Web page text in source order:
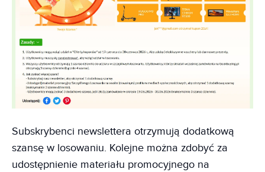
Subskrybenci newslettera otrzymują dodatkową
szansę w losowaniu. Kolejne można zdobyć za
udostępnienie materiału promocyjnego na